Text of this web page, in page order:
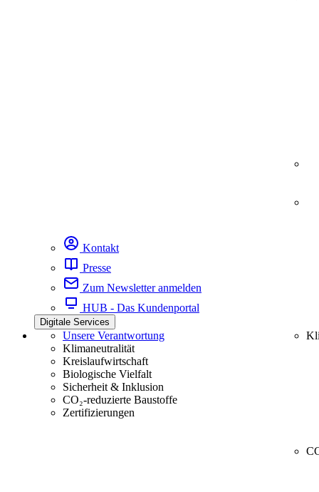
Kontakt
Presse
Zum Newsletter anmelden
HUB - Das Kundenportal
Digitale Services
Unsere Verantwortung
Klimaneutralität
Kreislaufwirtschaft
Biologische Vielfalt
Sicherheit & Inklusion
CO₂-reduzierte Baustoffe
Zertifizierungen